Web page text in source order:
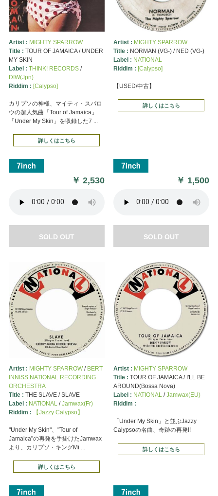
Artist : MIGHTY SPARROW
Title : TOUR OF JAMAICA / UNDER
MY SKIN
Label : THINK! RECORDS/
DIW(Jpn)
Riddim : [Calypso]
カリプソの神様、マイティ・スパロ
ウの超人気曲「Tour of Jamaica」
「Under My Skin」を収録した7 ...
詳しくはこちら
￥2,530
SOLD OUT
Artist : MIGHTY SPARROW
Title : NORMAN (VG-) / NED (VG-)
Label : NATIONAL
Riddim : [Calypso]
【USED/中古】
詳しくはこちら
￥ 1,500
SOLD OUT
Artist : MIGHTY SPARROW/ BERT
INNISS NATIONAL RECORDING
ORCHESTRA
Title : THE SLAVE / SLAVE
Label : NATIONAL/Jamwax(Fr)
Riddim :
【Jazzy Calypso】
"Under My Skin"、"Tour of
Jamaica"の再発を手掛けたJamwax
より、カリプソ・キングMi ...
詳しくはこちら
Artist : MIGHTY SPARROW
Title : TOUR OF JAMAICA / I'LL BE
AROUND(Bossa Nova)
Label : NATIONAL/Jamwax(EU)
Riddim :
「Under My Skin」と並ぶJazzy
Calypsoの名曲、奇跡の再発!!
詳しくはこちら